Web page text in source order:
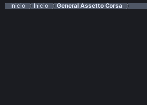
Inicio Inicio General Assetto Corsa